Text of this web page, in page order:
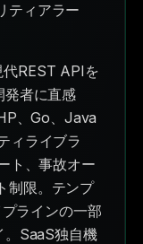
ティアラー
REST APIを
発者に直感
、Go、Java
ィライブラ
ト、事故オー
制限。テンプ
ラインの一部
。SaaS独自機